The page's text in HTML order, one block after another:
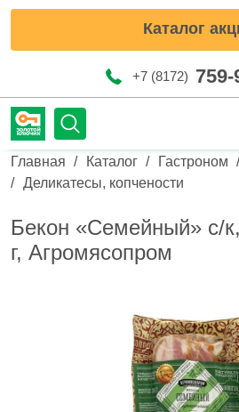
Каталог
+7 (8172) 759-
Строка навигации
Главная Каталог Гастроном
Деликатесы, копчености
Бекон «Семейный» с/
г, Агромясопром